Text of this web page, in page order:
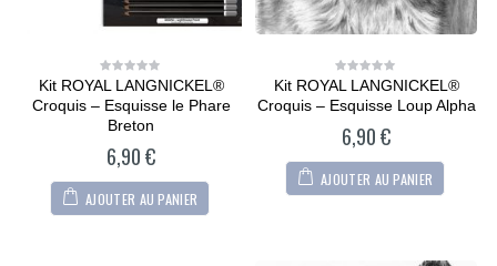
0
of
Kit ROYAL LANGNICKEL®
Croquis – Esquisse le Phare
Breton
6,90€
AJOUTER AU PANIER
0
of
Kit ROYAL LANGNICKEL®
Croquis – Esquisse Loup Alpha
6,90€
AJOUTER AU PANIER